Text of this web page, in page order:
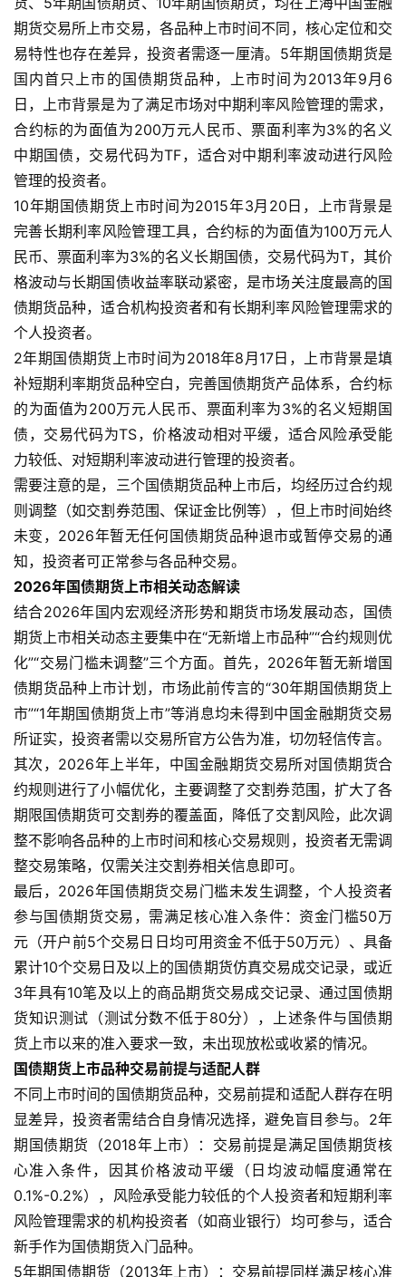
原
油
期
货
国
际
期
货
恒
期货交易所上市交易，各品种上市时间不同，核心定位和交
易特性也存在差异，投资者需逐一厘清。5年期国债期货是
国内首只上市的国债期货品种，上市时间为2013年9月6
日，上市背景是为了满足市场对中期利率风险管理的需求，
合约标的为面值为200万元人民币、票面利率为3%的名义
中期国债，交易代码为TF，适合对中期利率波动进行风险
管理的投资者。
10年期国债期货上市时间为2015年3月20日，上市背景是
完善长期利率风险管理工具，合约标的为面值为100万元人
民币、票面利率为3%的名义长期国债，交易代码为T，其价
格波动与长期国债收益率联动紧密，是市场关注度最高的国
债期货品种，适合机构投资者和有长期利率风险管理需求的
个人投资者。
2年期国债期货上市时间为2018年8月17日，上市背景是填
补短期利率期货品种空白，完善国债期货产品体系，合约标
的为面值为200万元人民币、票面利率为3%的名义短期国
债，交易代码为TS，价格波动相对平缓，适合风险承受能
力较低、对短期利率波动进行管理的投资者。
需要注意的是，三个国债期货品种上市后，均经历过合约规
则调整（如交割券范围、保证金比例等），但上市时间始终
未变，2026年暂无任何国债期货品种退市或暂停交易的通
知，投资者可正常参与各品种交易。
2026年国债期货上市相关动态解读
结合2026年国内宏观经济形势和期货市场发展动态，国债
期货上市相关动态主要集中在“无新增上市品种”“合约规则优
化”“交易门槛未调整”三个方面。首先，2026年暂无新增国
债期货品种上市计划，市场此前传言的“30年期国债期货上
市”“1年期国债期货上市”等消息均未得到中国金融期货交易
所证实，投资者需以交易所官方公告为准，切勿轻信传言。
其次，2026年上半年，中国金融期货交易所对国债期货合
约规则进行了小幅优化，主要调整了交割券范围，扩大了各
期限国债期货可交割券的覆盖面，降低了交割风险，此次调
整不影响各品种的上市时间和核心交易规则，投资者无需调
整交易策略，仅需关注交割券相关信息即可。
最后，2026年国债期货交易门槛未发生调整，个人投资者
参与国债期货交易，需满足核心准入条件：资金门槛50万
元（开户前5个交易日日均可用资金不低于50万元）、具备
累计10个交易日及以上的国债期货仿真交易成交记录，或近
3年具有10笔及以上的商品期货交易成交记录、通过国债期
货知识测试（测试分数不低于80分），上述条件与国债期
货上市以来的准入要求一致，未出现放松或收紧的情况。
国债期货上市品种交易前提与适配人群
不同上市时间的国债期货品种，交易前提和适配人群存在明
显差异，投资者需结合自身情况选择，避免盲目参与。2年
期国债期货（2018年上市）：交易前提是满足国债期货核
心准入条件，因其价格波动平缓（日均波动幅度通常在
0.1%-0.2%），风险承受能力较低的个人投资者和短期利率
风险管理需求的机构投资者（如商业银行）均可参与，适合
新手作为国债期货入门品种。
5年期国债期货（2013年上市）：交易前提同样满足核心准